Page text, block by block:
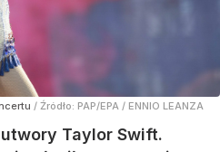
/ Źródło: PAP/EPA / ENNIO LEANZA
utwory Taylor Swift.